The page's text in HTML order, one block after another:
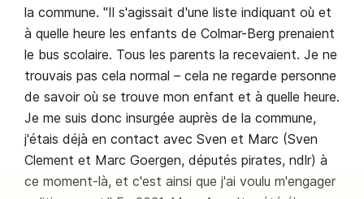
la commune. "Il s'agissait d'une liste indiquant où et
à quelle heure les enfants de Colmar-Berg prenaient
le bus scolaire. Tous les parents la recevaient. Je ne
trouvais pas cela normal – cela ne regarde personne
de savoir où se trouve mon enfant et à quelle heure.
Je me suis donc insurgée auprès de la commune,
j'étais déjà en contact avec Sven et Marc (Sven
Clement et Marc Goergen, députés pirates, ndlr) à
ce moment-là, et c'est ainsi que j'ai voulu m'engager